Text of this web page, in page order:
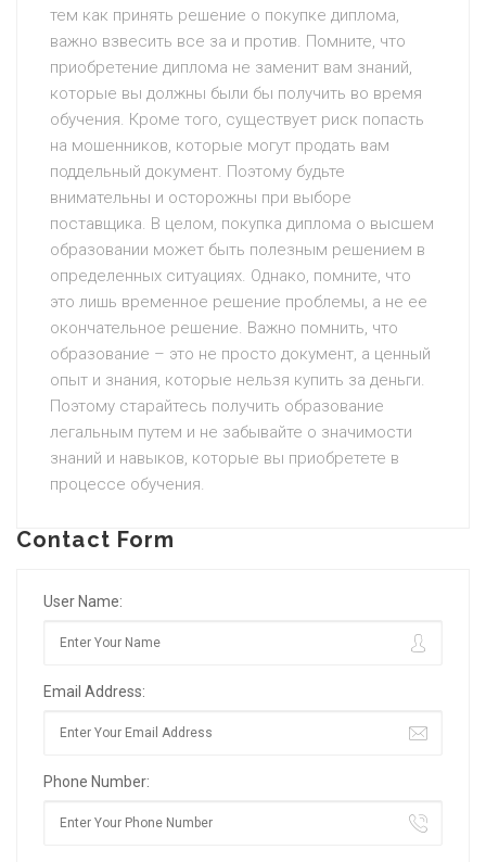
тем как принять решение о покупке диплома,
важно взвесить все за и против. Помните, что
приобретение диплома не заменит вам знаний,
которые вы должны были бы получить во время
обучения. Кроме того, существует риск попасть
на мошенников, которые могут продать вам
поддельный документ. Поэтому будьте
внимательны и осторожны при выборе
поставщика. В целом, покупка диплома о высшем
образовании может быть полезным решением в
определенных ситуациях. Однако, помните, что
это лишь временное решение проблемы, а не ее
окончательное решение. Важно помнить, что
образование – это не просто документ, а ценный
опыт и знания, которые нельзя купить за деньги.
Поэтому старайтесь получить образование
легальным путем и не забывайте о значимости
знаний и навыков, которые вы приобретете в
процессе обучения.
Contact Form
User Name:
Email Address:
Phone Number: